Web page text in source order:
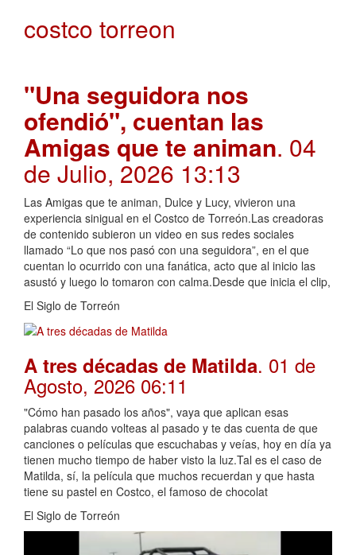
costco torreon
"Una seguidora nos
ofendió", cuentan las
Amigas que te animan. 04
de Julio, 2026 13:13
Las Amigas que te animan, Dulce y Lucy, vivieron una
experiencia sinigual en el Costco de Torreón.Las creadoras
de contenido subieron un video en sus redes sociales
llamado “Lo que nos pasó con una seguidora”, en el que
cuentan lo ocurrido con una fanática, acto que al inicio las
asustó y luego lo tomaron con calma.Desde que inicia el clip,
El Siglo de Torreón
A tres décadas de Matilda. 01 de
Agosto, 2026 06:11
"Cómo han pasado los años", vaya que aplican esas
palabras cuando volteas al pasado y te das cuenta de que
canciones o películas que escuchabas y veías, hoy en día ya
tienen mucho tiempo de haber visto la luz.Tal es el caso de
Matilda, sí, la película que muchos recuerdan y que hasta
tiene su pastel en Costco, el famoso de chocolat
El Siglo de Torreón